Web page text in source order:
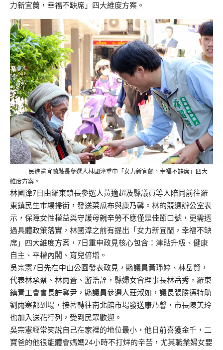
力新宜蘭，幸福不缺席」四大維度方案。
民進黨宜蘭縣長參選人林國漳重申「女力新宜蘭，幸福不缺席」四大
維度方案。
林國漳7日由羅東鎮長參選人黃適超及縣議員等人陪同前往羅
東鎮民生市場掃街，發送菜瓜布與康乃馨。林的競選辦公室表
示，保障女性權益與守護母親辛勞不應僅是佳節口號，更需透
過具體政策落實，林國漳之前有提出「女力新宜蘭，幸福不缺
席」四大維度方案，7日重申政見核心包含：津貼升級、健康
自主、平權內閣、育兒倍增。
吳宗憲7日先在中山公園發表政見，縣議員黃琤婷、林岳賢，
代表林承蔡、林雨蒼、游浩詮，縣婦女會理事長林岳秀，羅東
鎮青工會會長許馨尹，縣議員參選人莊淑如，議長張勝德特助
劉雨寒都到場，接著轉往南北館市場發送康乃馨，市長陳美玲
也加入送花行列，受到民眾歡迎。
吳宗憲經常笑說自己在家裡的地位最小，他日前喜獲金千，二
寶爸的他很能體會媽媽24小時不打烊的辛苦，尤其職業婦女要